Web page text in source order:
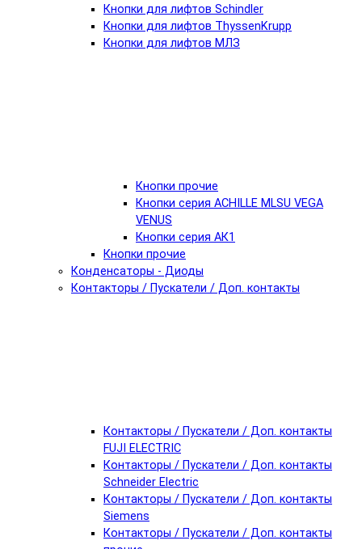
Кнопки для лифтов Schindler
Кнопки для лифтов ThyssenKrupp
Кнопки для лифтов МЛЗ
Кнопки прочие
Кнопки серия ACHILLE MLSU VEGA
VENUS
Кнопки серия АК1
Кнопки прочие
Конденсаторы - Диоды
Контакторы / Пускатели / Доп. контакты
Контакторы / Пускатели / Доп. контакты
FUJI ELECTRIC
Контакторы / Пускатели / Доп. контакты
Schneider Electric
Контакторы / Пускатели / Доп. контакты
Siemens
Контакторы / Пускатели / Доп. контакты